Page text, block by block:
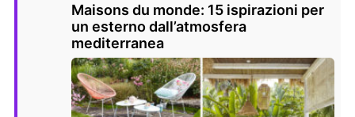
Maisons du monde: 15 ispirazioni per
un esterno dall’atmosfera
mediterranea